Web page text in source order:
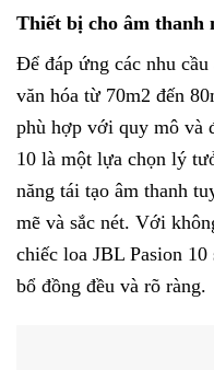
Thiết bị cho âm thanh
Để đáp ứng các nhu
văn hóa từ 70m2 đến
phù hợp với quy mô và
10 là một lựa chọn lý
năng tái tạo âm thanh
mẽ và sắc nét. Với
chiếc loa JBL Pasion 10
bổ đồng đều và rõ ràng.